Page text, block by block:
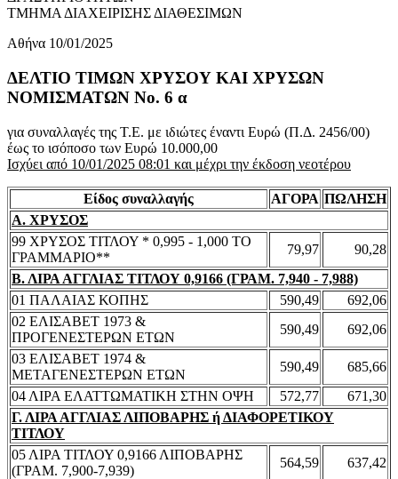
ΤΜΗΜΑ ΔΙΑΧΕΙΡΙΣΗΣ ΔΙΑΘΕΣΙΜΩΝ
Αθήνα 10/01/2025
ΔΕΛΤΙΟ ΤΙΜΩΝ ΧΡΥΣΟΥ ΚΑΙ ΧΡΥΣΩΝ
ΝΟΜΙΣΜΑΤΩΝ No. 6 α
για συναλλαγές της Τ.Ε. με ιδιώτες έναντι Ευρώ (Π.Δ. 2456/00)
έως το ισόποσο των Ευρώ 10.000,00
Ισχύει από 10/01/2025 08:01 και μέχρι την έκδοση νεοτέρου
Είδος συναλλαγής ΑΓΟΡΑ ΠΩΛΗΣΗ
Α. ΧΡΥΣΟΣ
99 ΧΡΥΣΟΣ ΤΙΤΛΟΥ * 0,995 - 1,000 ΤΟ
ΓΡΑΜΜΑΡΙΟ**
79,97
90,28
Β. ΛΙΡΑ ΑΓΓΛΙΑΣ ΤΙΤΛΟΥ 0,9166 (ΓΡΑΜ. 7,940 - 7,988)
01 ΠΑΛΑΙΑΣ ΚΟΠΗΣ
590,49
692,06
02 ΕΛΙΣΑΒΕΤ 1973 &
ΠΡΟΓΕΝΕΣΤΕΡΩΝ ΕΤΩΝ
590,49
692,06
03 ΕΛΙΣΑΒΕΤ 1974 &
ΜΕΤΑΓΕΝΕΣΤΕΡΩΝ ΕΤΩΝ
590,49
685,66
04 ΛΙΡΑ ΕΛΑΤΤΩΜΑΤΙΚΗ ΣΤΗΝ ΟΨΗ
572,77
671,30
Γ. ΛΙΡΑ ΑΓΓΛΙΑΣ ΛΙΠΟΒΑΡΗΣ ή ΔΙΑΦΟΡΕΤΙΚΟΥ
ΤΙΤΛΟΥ
05 ΛΙΡΑ ΤΙΤΛΟΥ 0,9166 ΛΙΠΟΒΑΡΗΣ
(ΓΡΑΜ. 7,900-7,939)
564,59
637,42